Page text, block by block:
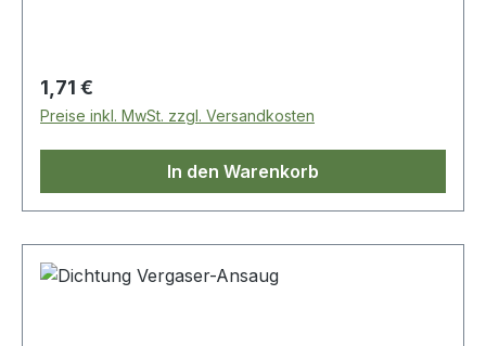
Regulärer Preis:
1,71 €
Preise inkl. MwSt. zzgl. Versandkosten
In den Warenkorb